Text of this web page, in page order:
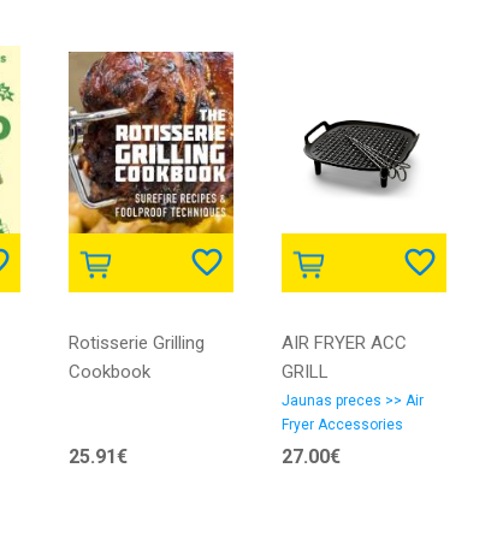
Rotisserie Grilling
Cookbook
25.91€
AIR FRYER ACC
GRILL
SET/HD9926/00
PHILIPS
Jaunas preces >> Air
Fryer Accessories
27.00€